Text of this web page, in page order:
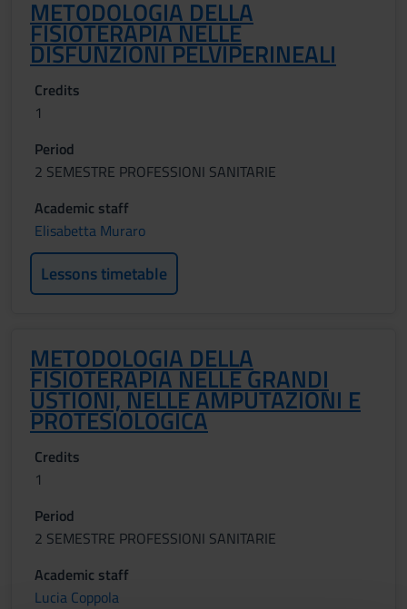
METODOLOGIA DELLA
FISIOTERAPIA NELLE
DISFUNZIONI PELVIPERINEALI
Credits
1
Period
2 SEMESTRE PROFESSIONI SANITARIE
Academic staff
Elisabetta Muraro
Lessons timetable
METODOLOGIA DELLA
FISIOTERAPIA NELLE GRANDI
USTIONI, NELLE AMPUTAZIONI E
PROTESIOLOGICA
Credits
1
Period
2 SEMESTRE PROFESSIONI SANITARIE
Academic staff
Lucia Coppola